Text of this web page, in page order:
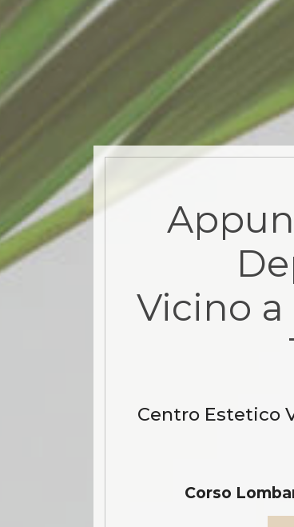
Vicino a
Centro Estetico
Corso